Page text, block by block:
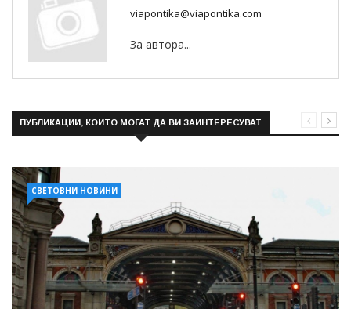
viapontika@viapontika.com
За автора...
ПУБЛИКАЦИИ, КОИТО МОГАТ ДА ВИ ЗАИНТЕРЕСУВАТ
СВЕТОВНИ НОВИНИ